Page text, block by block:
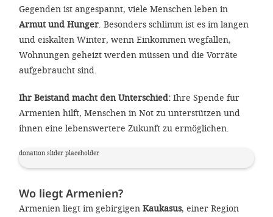
Gegenden ist angespannt, viele Menschen leben in
Armut und Hunger. Besonders schlimm ist es im langen
und eiskalten Winter, wenn Einkommen wegfallen,
Wohnungen geheizt werden müssen und die Vorräte
aufgebraucht sind.
Ihr Beistand macht den Unterschied: Ihre Spende für
Armenien hilft, Menschen in Not zu unterstützen und
ihnen eine lebenswertere Zukunft zu ermöglichen.
donation slider placeholder
Wo liegt Armenien?
Armenien liegt im gebirgigen Kaukasus, einer Region
gewinnen.
den